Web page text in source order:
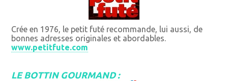
Crée en 1976, le petit futé recommande, lui aussi, de
bonnes adresses originales et abordables.
www.petitfute.com
LE BOTTIN GOURMAND :